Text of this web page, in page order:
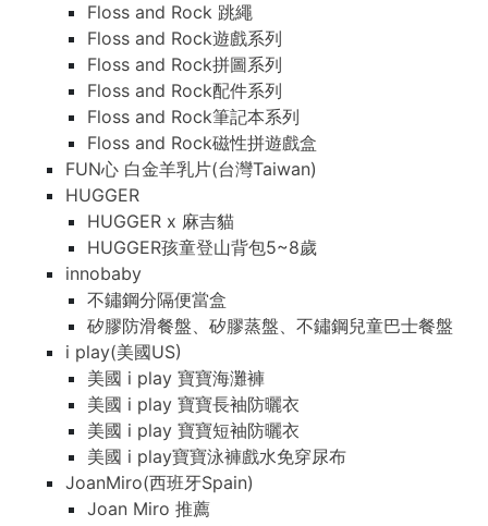
Floss and Rock 跳繩
Floss and Rock遊戲系列
Floss and Rock拼圖系列
Floss and Rock配件系列
Floss and Rock筆記本系列
Floss and Rock磁性拼遊戲盒
FUN心 白金羊乳片(台灣Taiwan)
HUGGER
HUGGER x 麻吉貓
HUGGER孩童登山背包5~8歲
innobaby
不鏽鋼分隔便當盒
矽膠防滑餐盤、矽膠蒸盤、不鏽鋼兒童巴士餐盤
i play(美國US)
美國 i play 寶寶海灘褲
美國 i play 寶寶長袖防曬衣
美國 i play 寶寶短袖防曬衣
美國 i play寶寶泳褲戲水免穿尿布
JoanMiro(西班牙Spain)
Joan Miro 推薦